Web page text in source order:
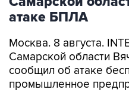
атаке БПЛА
Москва. 8 августа.
Самарской области
сообщил об атаке
промышленное